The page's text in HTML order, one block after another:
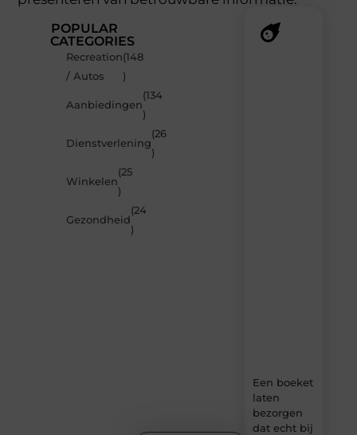
POPULAR
CATEGORIES
Recreation
/ Autos
(148
)
Aanbiedingen
(134
)
Dienstverlening
(26
)
Winkelen
(25
)
Gezondheid
(24
)
Een boeket
laten
bezorgen
dat echt bij